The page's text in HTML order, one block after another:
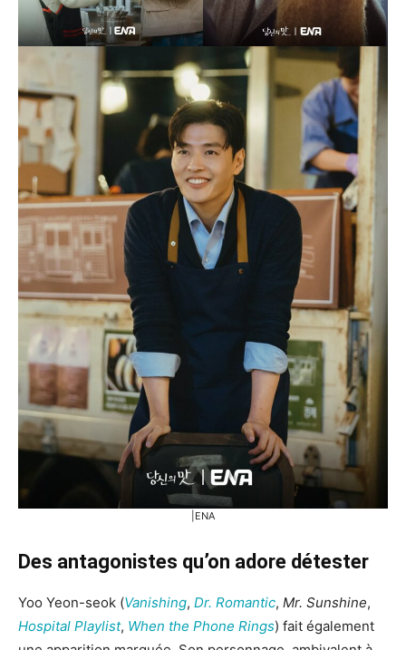
|ENA
Des antagonistes qu’on adore détester
Yoo Yeon-seok (Vanishing, Dr. Romantic, Mr. Sunshine,
Hospital Playlist, When the Phone Rings) fait également